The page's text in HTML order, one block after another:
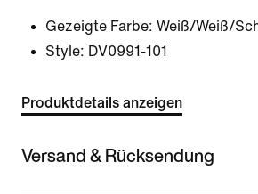
Gezeigte Farbe: Weiß/Weiß/
Style: DV0991-101
Produktdetails anzeigen
Versand & Rücksendung